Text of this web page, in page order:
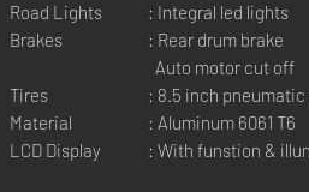
Road Lights
: Integral led lights
Brakes
: Rear drum brake
Auto motor cut off
Tires
: 8.5 inch
Material
: Aluminum 6061 T6
LCD Display
: With funstion &